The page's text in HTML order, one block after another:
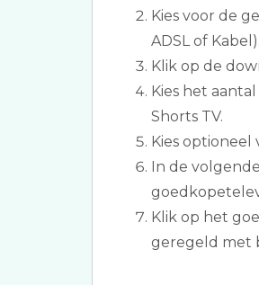
Kies voor de
ADSL of Kabel).
Klik op de
Kies het
Shorts TV.
Kies optioneel
In de
Klik op het
geregeld met